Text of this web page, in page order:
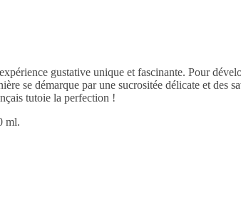
gustative unique et fascinante. Pour
se démarque par une sucrositée délicate et
tutoie la perfection !
ml.